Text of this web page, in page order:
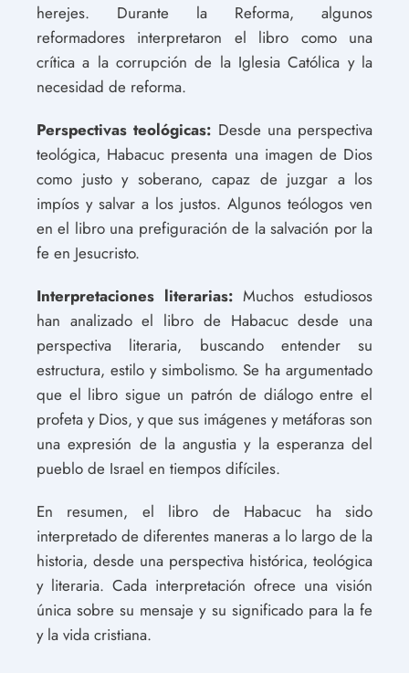
herejes. Durante la Reforma, algunos
reformadores interpretaron el libro como una
crítica a la corrupción de la Iglesia Católica y la
necesidad de reforma.
Perspectivas teológicas: Desde una perspectiva
teológica, Habacuc presenta una imagen de Dios
como justo y soberano, capaz de juzgar a los
impíos y salvar a los justos. Algunos teólogos ven
en el libro una prefiguración de la salvación por la
fe en Jesucristo.
Interpretaciones literarias: Muchos estudiosos
han analizado el libro de Habacuc desde una
perspectiva literaria, buscando entender su
estructura, estilo y simbolismo. Se ha argumentado
que el libro sigue un patrón de diálogo entre el
profeta y Dios, y que sus imágenes y metáforas son
una expresión de la angustia y la esperanza del
pueblo de Israel en tiempos difíciles.
En resumen, el libro de Habacuc ha sido
interpretado de diferentes maneras a lo largo de la
historia, desde una perspectiva histórica, teológica
y literaria. Cada interpretación ofrece una visión
única sobre su mensaje y su significado para la fe
y la vida cristiana.